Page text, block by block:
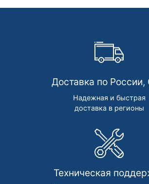
Доставка по
Надежная и быстрая
доставка в регионы
Техническая